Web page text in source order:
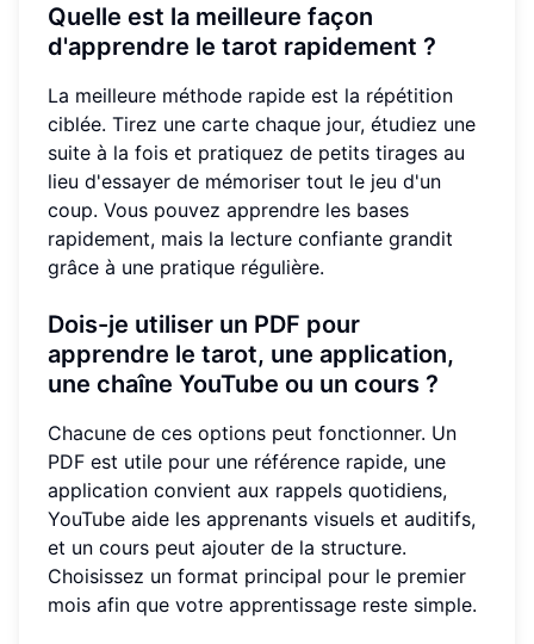
Quelle est la meilleure façon
d'apprendre le tarot rapidement ?
La meilleure méthode rapide est la répétition
ciblée. Tirez une carte chaque jour, étudiez une
suite à la fois et pratiquez de petits tirages au
lieu d'essayer de mémoriser tout le jeu d'un
coup. Vous pouvez apprendre les bases
rapidement, mais la lecture confiante grandit
grâce à une pratique régulière.
Dois-je utiliser un PDF pour
apprendre le tarot, une application,
une chaîne YouTube ou un cours ?
Chacune de ces options peut fonctionner. Un
PDF est utile pour une référence rapide, une
application convient aux rappels quotidiens,
YouTube aide les apprenants visuels et auditifs,
et un cours peut ajouter de la structure.
Choisissez un format principal pour le premier
mois afin que votre apprentissage reste simple.